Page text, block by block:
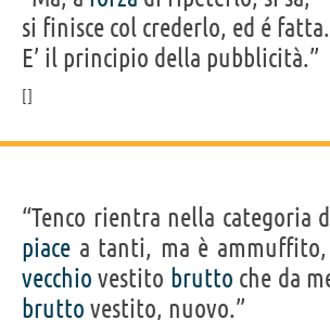
si finisce col crederlo, ed é fatta.
E’ il principio della pubblicità.”
“Tenco rientra nella categoria
piace a tanti, ma è
vecchio vestito brutto che da
brutto vestito, nuovo.”